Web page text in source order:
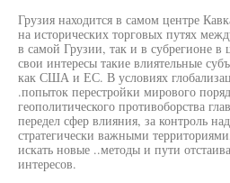
Грузия находится в самом центре
на исторических торговых путях
в самой Грузии, так и в субрегионе
свои интересы такие влиятельные
как США и ЕС. В условиях
.попыток перестройки мирового
геополитического противоборства
передел сфер влияния, за контроль
стратегически важными
искать новые ..методы и пути
интересов.